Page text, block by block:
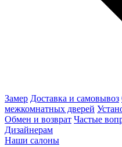
Замер Доставка и самовывоз
межкомнатных дверей
Обмен и возврат Частые
Дизайнерам
Наши салоны